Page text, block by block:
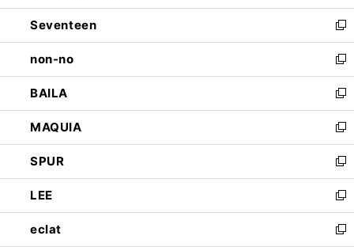
開
く
ウ
で
開
く
ン
ド
ウ
で
開
く
Seventeen
新
し
い
ウ
ィ
ン
ド
ウ
で
開
く
non-no
新
し
い
ウ
ィ
ン
ド
ウ
で
開
く
BAILA
新
し
い
ウ
ィ
ン
ド
ウ
で
MAQUIA
新
し
い
ウ
ィ
ン
ド
SPUR
新
し
い
ウ
ィ
LEE
新
し
い
eclat
新